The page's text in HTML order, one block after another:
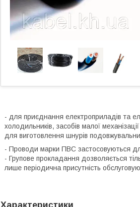
- для приєднання електроприладів та
холодильників, засобів малої
для виготовлення шнурів
- Проводи марки ПВС застосовуються
- Групове прокладання дозволяється
лише періодична присутність
Характеристики